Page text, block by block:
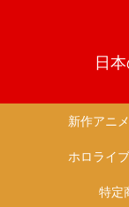
日
新作アニメ
ホロライブ